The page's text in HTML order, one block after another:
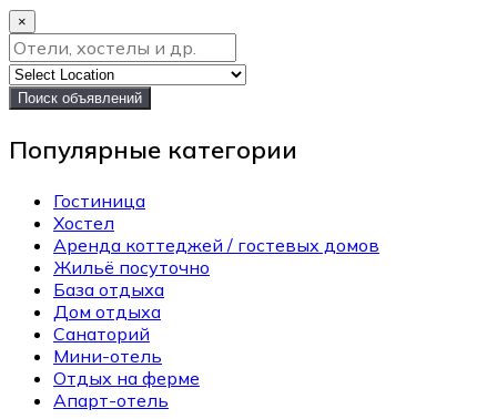
×
Поиск объявлений
Популярные категории
Гостиница
Хостел
Аренда коттеджей / гостевых домов
Жильё посуточно
База отдыха
Дом отдыха
Санаторий
Мини-отель
Отдых на ферме
Апарт-отель